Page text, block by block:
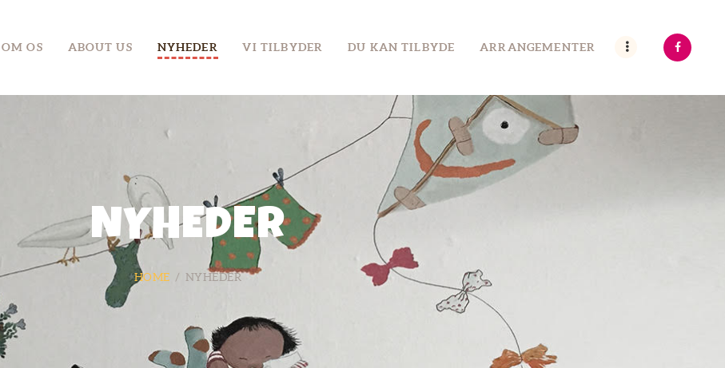
OM OS ABOUT US NYHEDER VI TILBYDER DU KAN TILBYDE ARRANGEMENTER
NYHEDER
HOME NYHEDER
NYHEDER
DU KAN TILBYDE
ARRANGEMENTER
KONTAKT